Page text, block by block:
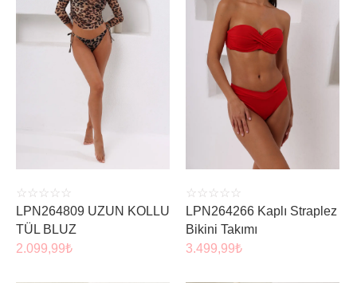
ÜRÜNÜ İNCELE
☆ ☆ ☆ ☆ ☆
LPN264809 UZUN KOLLU
TÜL BLUZ
2.099,99₺
ÜRÜNÜ İNCELE
☆ ☆ ☆ ☆ ☆
LPN264266 Kaplı Straplez
Bikini Takımı
3.499,99₺